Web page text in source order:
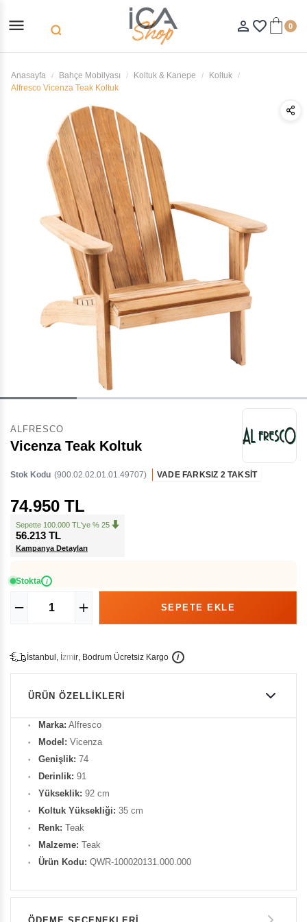
menu search person_outline favorite_border 0
Anasayfa Bahçe Mobilyası Koltuk & Kanepe
Koltuk
Alfresco Vicenza Teak Koltuk
ALFRESCO
Vicenza Teak Koltuk
Stok Kodu (900.02.02.01.01.49707) VADE FARKSIZ 2 TAKSİT
74.950 TL
Sepette 100.000 TL'ye % 25
56.213 TL
Kampanya Detayları
Stokta i
İstanbu , İzmir, Bodrum Ücretsiz Kargo i
ÜRÜN ÖZELLIKLERI
Marka: Alfresco
Model: Vicenza
Genişlik: 74
Derinlik: 91
Yükseklik: 92 cm
Koltuk Yüksekliği: 35 cm
Renk: Teak
Malzeme: Teak
Ürün Kodu: QWR-100020131.000.000
ÖDEME SEÇENEKLERI